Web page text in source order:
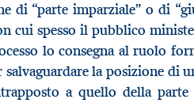
di “parte imparziale” o di
cui spesso il pubblico
lo consegna al ruolo
la posizione di
a quello della parte